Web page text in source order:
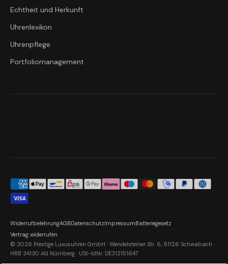
Echtheit und Herkunft
Uhrenlexikon
Uhrenpflege
Portfoliomanagement
© 2026 Prestige Luxusuhren GmbH · Wendelsteiner Str. 6, 91126 Schwabach ·
HRB 34130 AG Nürnberg · USt-IdNr. DE312151647
WiderrufbelehrungAGBDatenschutzImpressumBatteriegesetz
Vertrag widerrufen